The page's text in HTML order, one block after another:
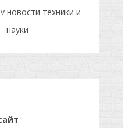
новости техники и
науки